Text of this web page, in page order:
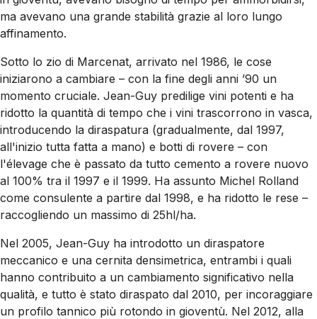
ma avevano una grande stabilità grazie al loro lungo
affinamento.
Sotto lo zio di Marcenat, arrivato nel 1986, le cose
iniziarono a cambiare – con la fine degli anni ’90 un
momento cruciale. Jean-Guy predilige vini potenti e ha
ridotto la quantità di tempo che i vini trascorrono in vasca,
introducendo la diraspatura (gradualmente, dal 1997,
all'inizio tutta fatta a mano) e botti di rovere – con
l'élevage che è passato da tutto cemento a rovere nuovo
al 100% tra il 1997 e il 1999. Ha assunto Michel Rolland
come consulente a partire dal 1998, e ha ridotto le rese –
raccogliendo un massimo di 25hl/ha.
Nel 2005, Jean-Guy ha introdotto un diraspatore
meccanico e una cernita densimetrica, entrambi i quali
hanno contribuito a un cambiamento significativo nella
qualità, e tutto è stato diraspato dal 2010, per incoraggiare
un profilo tannico più rotondo in gioventù. Nel 2012, alla